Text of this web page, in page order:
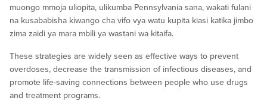
muongo mmoja uliopita, ulikumba Pennsylvania sana, wakati fulani
na kusababisha kiwango cha vifo vya watu kupita kiasi katika jimbo
zima zaidi ya mara mbili ya wastani wa kitaifa.
These strategies are widely seen as effective ways to prevent
overdoses, decrease the transmission of infectious diseases, and
promote life-saving connections between people who use drugs
and treatment programs.